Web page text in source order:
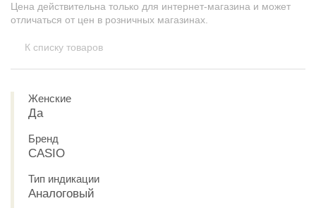
Цена действительна только для интернет-магазина и может
отличаться от цен в розничных магазинах.
К списку товаров
Женские
Да
Бренд
CASIO
Тип индикации
Аналоговый